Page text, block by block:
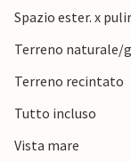
Spazio ester. x
Terreno naturale/
Terreno recintato
Tutto incluso
Vista mare